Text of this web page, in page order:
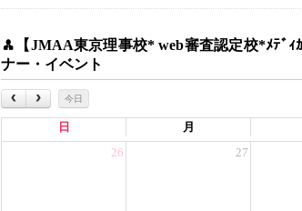
【JMAA東京理事校* web審査認定校*ﾒﾃ
ナー・イベント
今日
日 月
26
27